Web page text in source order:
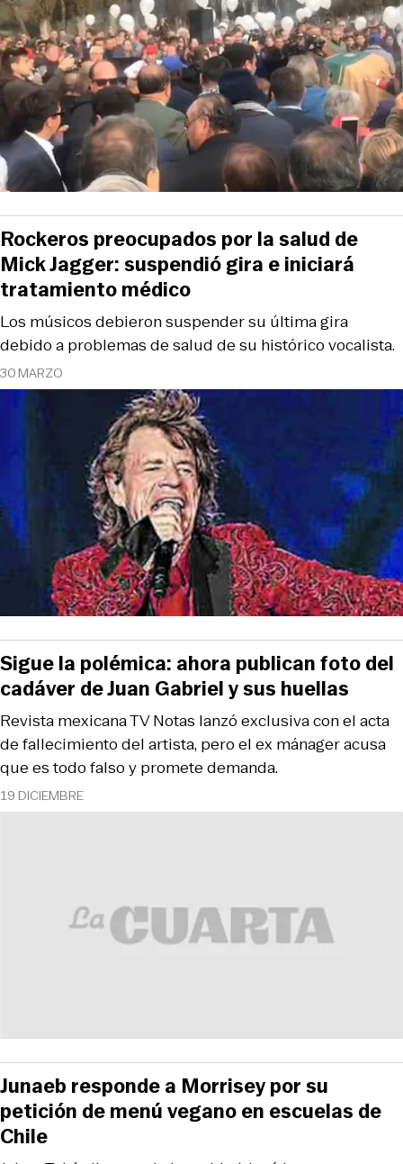
30 MARZO
Los músicos debieron suspender su última gira
debido a problemas de salud de su histórico vocalista.
Rockeros preocupados por la salud de
Mick Jagger: suspendió gira e iniciará
tratamiento médico
19 DICIEMBRE
Revista mexicana TV Notas lanzó exclusiva con el acta
de fallecimiento del artista, pero el ex mánager acusa
que es todo falso y promete demanda.
Sigue la polémica: ahora publican foto del
cadáver de Juan Gabriel y sus huellas
Junaeb responde a Morrisey por su
petición de menú vegano en escuelas de
Chile